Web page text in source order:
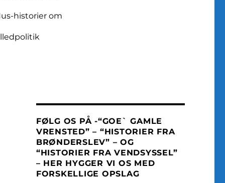
historier om
FØLG OS PÅ -“GOE` GAMLE
VRENSTED” – “HISTORIER FRA
BRØNDERSLEV” – OG
“HISTORIER FRA VENDSYSSEL”
– HER HYGGER VI OS MED
FORSKELLIGE OPSLAG